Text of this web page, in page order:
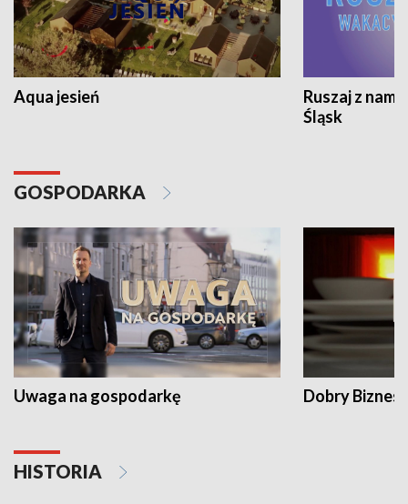
Aqua jesień
Ruszaj z
Śląsk
GOSPODARKA
Uwaga na gospodarkę Dobry Biznes
HISTORIA